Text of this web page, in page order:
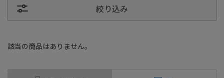
絞り込み
該当の商品はありません。